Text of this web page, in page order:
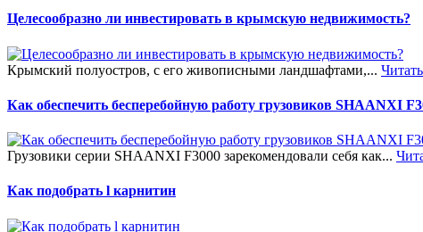
Целесообразно ли инвестировать в крымскую недвижимость?
Крымский полуостров, с его живописными ландшафтами,...
Как обеспечить бесперебойную работу грузовиков SHAANXI
Грузовики серии SHAANXI F3000 зарекомендовали себя как...
Как подобрать l карнитин